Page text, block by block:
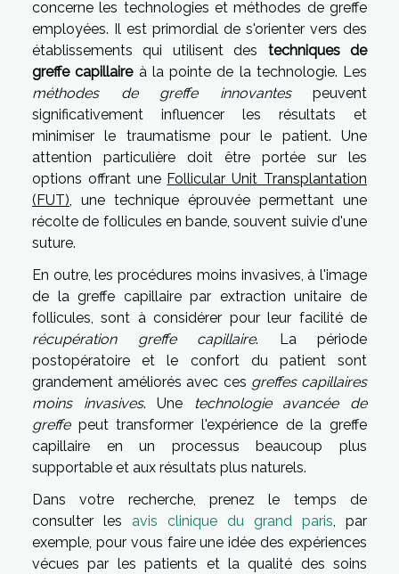
concerne les technologies et méthodes de greffe
employées. Il est primordial de s'orienter vers des
établissements qui utilisent des techniques de
greffe capillaireà la pointe de la technologie. Les
méthodes de greffe innovantespeuvent
significativement influencer les résultats et
minimiser le traumatisme pour le patient. Une
attention particulière doit être portée sur les
options offrant une Follicular Unit Transplantation
(FUT), une technique éprouvée permettant une
récolte de follicules en bande, souvent suivie d'une
suture.
En outre, les procédures moins invasives, à l'image
de la greffe capillaire par extraction unitaire de
follicules, sont à considérer pour leur facilité de
récupération greffe capillaire. La période
postopératoire et le confort du patient sont
grandement améliorés avec ces greffes capillaires
moins invasives. Une
technologie avancée de
greffepeut transformer l'expérience de la greffe
capillaire en un processus beaucoup plus
supportable et aux résultats plus naturels.
Dans votre recherche, prenez le temps de
consulter les avis clinique du grand paris, par
exemple, pour vous faire une idée des expériences
vécues par les patients et la qualité des soins